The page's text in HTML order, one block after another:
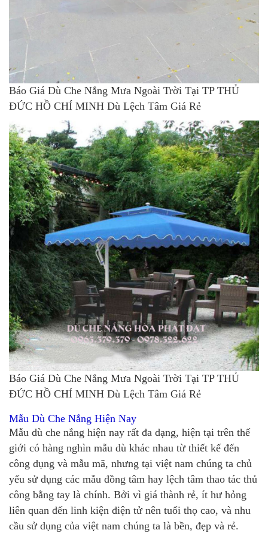
Báo Giá Dù Che Nắng Mưa Ngoài Trời Tại TP THỦ
ĐỨC HỒ CHÍ MINH Dù Lệch Tâm Giá Rẻ
Báo Giá Dù Che Nắng Mưa Ngoài Trời Tại TP THỦ
ĐỨC HỒ CHÍ MINH Dù Lệch Tâm Giá Rẻ
Mẫu Dù Che Nắng Hiện Nay
Mẫu dù che nắng hiện nay rất đa dạng, hiện tại trên thế
giới có hàng nghìn mẫu dù khác nhau từ thiết kế đến
công dụng và mẫu mã, nhưng tại việt nam chúng ta chủ
yếu sử dụng các mẫu đồng tâm hay lệch tâm thao tác thủ
công bằng tay là chính. Bởi vì giá thành rẻ, ít hư hỏng
liên quan đến linh kiện điện tử nên tuổi thọ cao, và nhu
cầu sử dụng của việt nam chúng ta là bền, đẹp và rẻ.